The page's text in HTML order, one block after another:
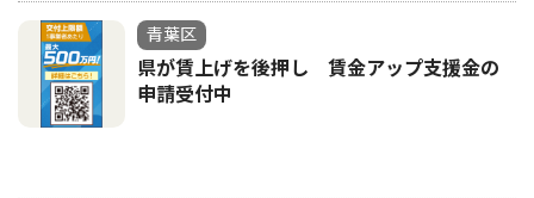
青葉区
県が賃上げを後押し 賃金アップ支援金の
申請受付中